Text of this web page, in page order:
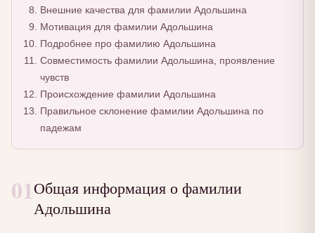
Внешние качества для фамилии Адольшина
Мотивация для фамилии Адольшина
Подробнее про фамилию Адольшина
Совместимость фамилии Адольшина, проявление
чувств
Происхождение фамилии Адольшина
Правильное склонение фамилии Адольшина по
падежам
01Общая информация о фамилии
Адольшина